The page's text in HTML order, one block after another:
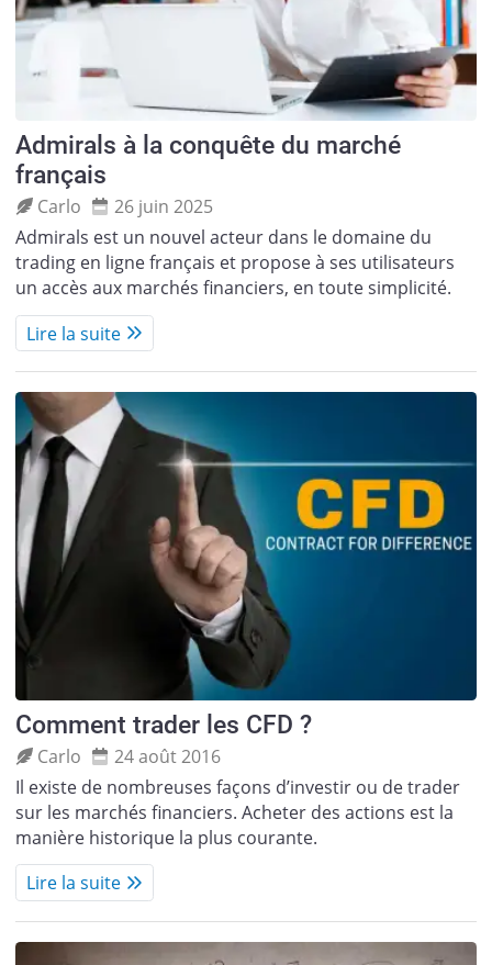
Admirals à la conquête du marché
français
Carlo
26 juin 2025
Admirals est un nouvel acteur dans le domaine du
trading en ligne français et propose à ses utilisateurs
un accès aux marchés financiers, en toute simplicité.
Lire la suite
Comment trader les CFD ?
Carlo
24 août 2016
Il existe de nombreuses façons d’investir ou de trader
sur les marchés financiers. Acheter des actions est la
manière historique la plus courante.
Lire la suite